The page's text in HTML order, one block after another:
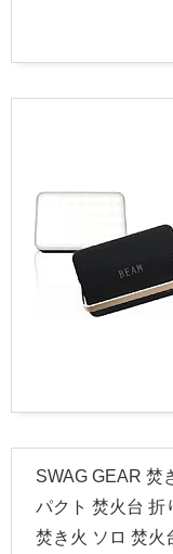
SWAG GEAR 焚
パクト 焚火台 折
焚き火 ソロ 焚火